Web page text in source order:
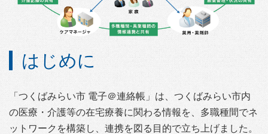
はじめに
「つくばみらい市 電子＠連絡帳」は、つくばみらい市内
の医療・介護等の在宅療養に関わる情報を、多職種間でネ
ットワークを構築し、連携を図る目的で立ち上げました。